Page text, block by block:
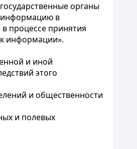
органы
информацию в
процессе принятия
к информации».
и иной
этого
и общественности
и полевых